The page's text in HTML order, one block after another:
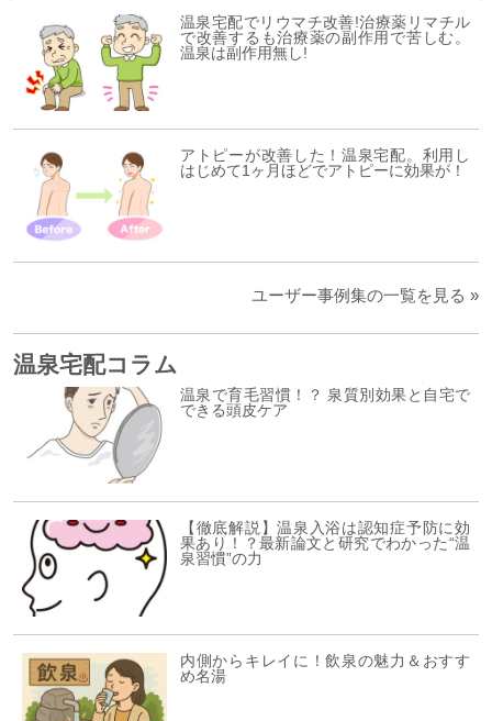
温泉宅配でリウマチ改善!治療薬リマチル
で改善するも治療薬の副作用で苦しむ。
温泉は副作用無し!
アトピーが改善した！温泉宅配。利用し
はじめて1ヶ月ほどでアトピーに効果が！
ユーザー事例集の一覧を見る »
温泉宅配コラム
温泉で育毛習慣！？ 泉質別効果と自宅で
できる頭皮ケア
【徹底解説】温泉入浴は認知症予防に効
果あり！？最新論文と研究でわかった“温
泉習慣”の力
内側からキレイに！飲泉の魅力＆おすす
め名湯